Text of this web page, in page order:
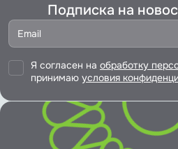
Подписка на
Я согласен на обработку
принимаю условия